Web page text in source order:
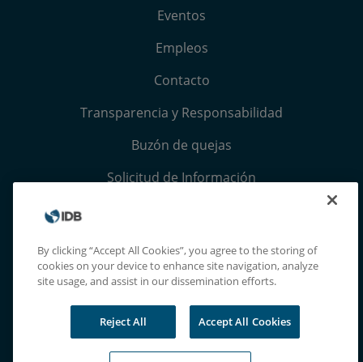
Eventos
Empleos
Contacto
Transparencia y Responsabilidad
Buzón de quejas
Solicitud de Información
Términos, condiciones y aviso de privacidad
Extranet
By clicking “Accept All Cookies”, you agree to the storing of
cookies on your device to enhance site navigation, analyze
site usage, and assist in our dissemination efforts.
Reject All Accept All Cookies